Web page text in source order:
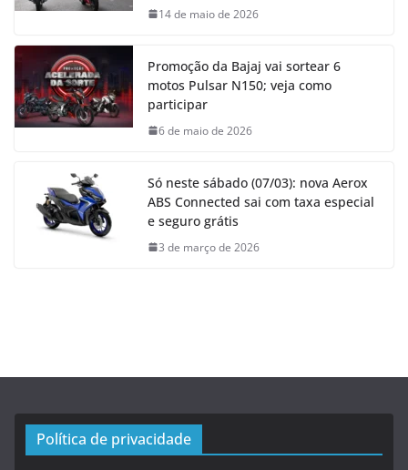
14 de maio de 2026
Promoção da Bajaj vai sortear 6
motos Pulsar N150; veja como
participar
6 de maio de 2026
Só neste sábado (07/03): nova Aerox
ABS Connected sai com taxa especial
e seguro grátis
3 de março de 2026
Política de privacidade